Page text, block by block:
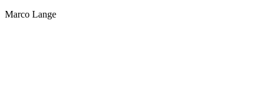
Marco Lange